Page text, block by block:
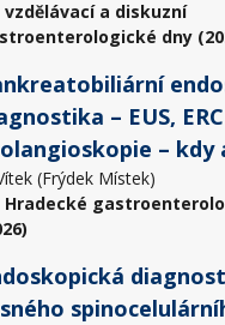
vzdělávací a diskuzní
dny
– EUS,
– kdy
(Frýdek Místek)
Hradecké